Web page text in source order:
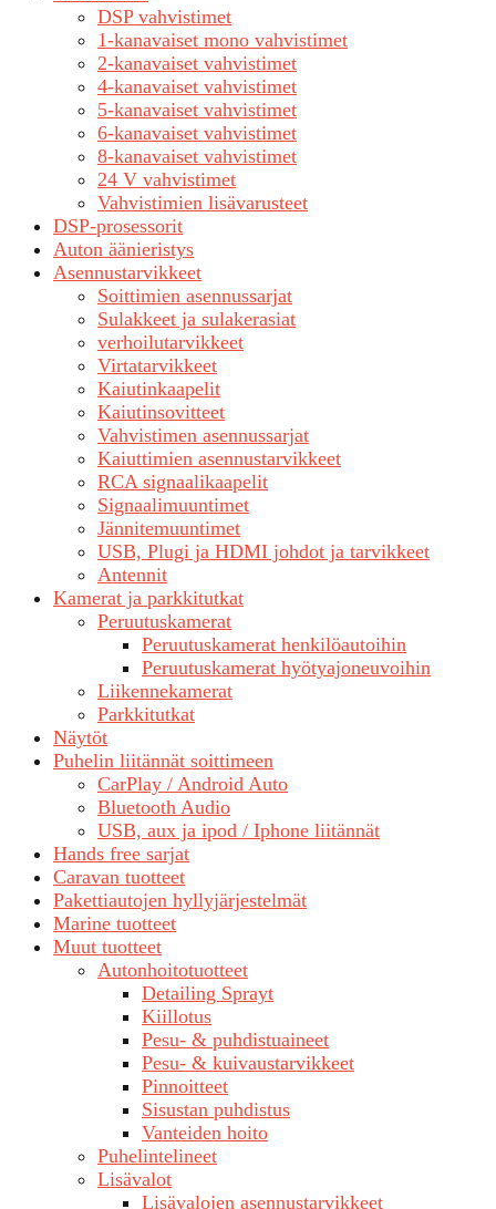
DSP vahvistimet
1-kanavaiset mono vahvistimet
2-kanavaiset vahvistimet
4-kanavaiset vahvistimet
5-kanavaiset vahvistimet
6-kanavaiset vahvistimet
8-kanavaiset vahvistimet
24 V vahvistimet
Vahvistimien lisävarusteet
DSP-prosessorit
Auton äänieristys
Asennustarvikkeet
Soittimien asennussarjat
Sulakkeet ja sulakerasiat
verhoilutarvikkeet
Virtatarvikkeet
Kaiutinkaapelit
Kaiutinsovitteet
Vahvistimen asennussarjat
Kaiuttimien asennustarvikkeet
RCA signaalikaapelit
Signaalimuuntimet
Jännitemuuntimet
USB, Plugi ja HDMI johdot ja tarvikkeet
Antennit
Kamerat ja parkkitutkat
Peruutuskamerat
Peruutuskamerat henkilöautoihin
Peruutuskamerat hyötyajoneuvoihin
Liikennekamerat
Parkkitutkat
Näytöt
Puhelin liitännät soittimeen
CarPlay / Android Auto
Bluetooth Audio
USB, aux ja ipod / Iphone liitännät
Hands free sarjat
Caravan tuotteet
Pakettiautojen hyllyjärjestelmät
Marine tuotteet
Muut tuotteet
Autonhoitotuotteet
Detailing Sprayt
Kiillotus
Pesu- & puhdistuaineet
Pesu- & kuivaustarvikkeet
Pinnoitteet
Sisustan puhdistus
Vanteiden hoito
Puhelintelineet
Lisävalot
Lisävalojen asennustarvikkeet